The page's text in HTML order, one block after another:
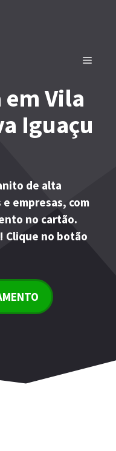
MENU
Vila
Iguaçu
de alta
empresas, com
no cartão.
Clique no botão